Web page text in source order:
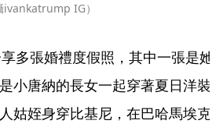
ivankatrump IG）
多張婚禮度假照，其中一張是她
小唐納的長女一起穿著夏日洋裝
姑姪身穿比基尼，在巴哈馬埃克